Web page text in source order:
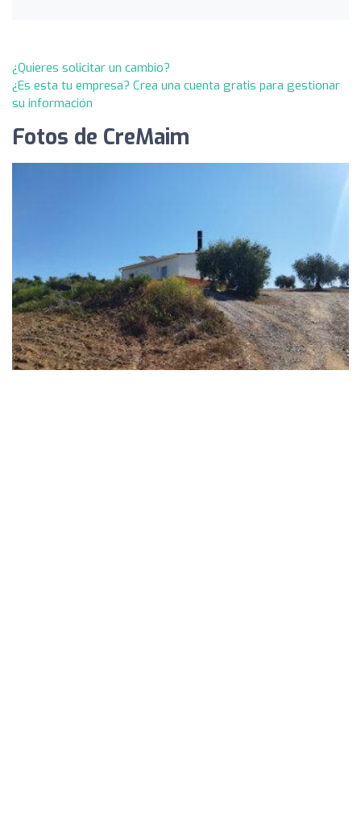
¿Quieres solicitar un cambio?
¿Es esta tu empresa? Crea una cuenta gratis para gestionar
su información
Fotos de CreMaim